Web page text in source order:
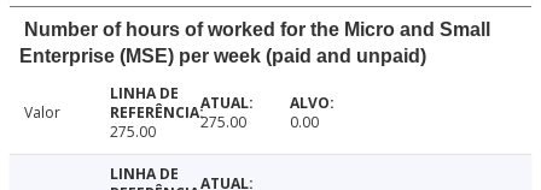
Number of hours of worked for the Micro and Small
Enterprise (MSE) per week (paid and unpaid)
Valor
275.00
275.00 0.00